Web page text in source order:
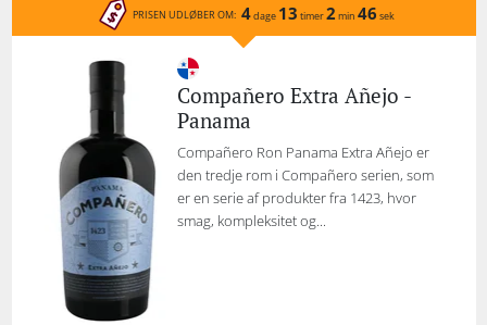
PRISEN UDLØBER OM: 4dage 13 timer2 min 46 sek
Compañero Extra Añejo -
Panama
Compañero Ron Panama Extra Añejo er
den tredje rom i Compañero serien, som
er en serie af produkter fra 1423, hvor
smag, kompleksitet og...